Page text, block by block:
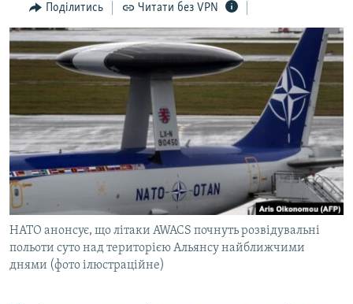
навігації
Перейти
до
БЛОГИ
ПОГЛЯД
ІНТЕРВ'Ю
СПЕЦПРОЕКТИ
ДЕПОРТАЦІЯ
ВІДЕОУРОКИ «ELIFBE»
СВІДЧЕННЯ ОКУПАЦІЇ
УКРАЇНСЬКА ПРОБЛЕМА КРИМУ
ІНФОГРАФІКА
ЯК ОБІЙТИ БЛОКУВАННЯ
Русский
Qırımtatar
ДОЛУЧАЙСЯ!
Поділитись Читати без VPN
НАТО анонсує, що літаки AWACS почнуть розвідувальні
польоти суто над територією Альянсу найближчими
днями (фото ілюстраційне)